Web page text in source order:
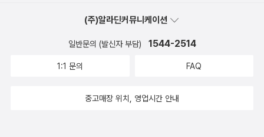
내가 필요로 하는 게 무엇인가 생각해보고그 해답을 찾아보는 것처럼
챕터를 찾아 보는 재미가 있었다.만약 나의 삶에 회의감이 느껴진다
(주)알라딘커뮤니케이션
일반문의 (발신자 부담) 1544-2514
1:1 문의 FAQ
중고매장 위치, 영업시간 안내